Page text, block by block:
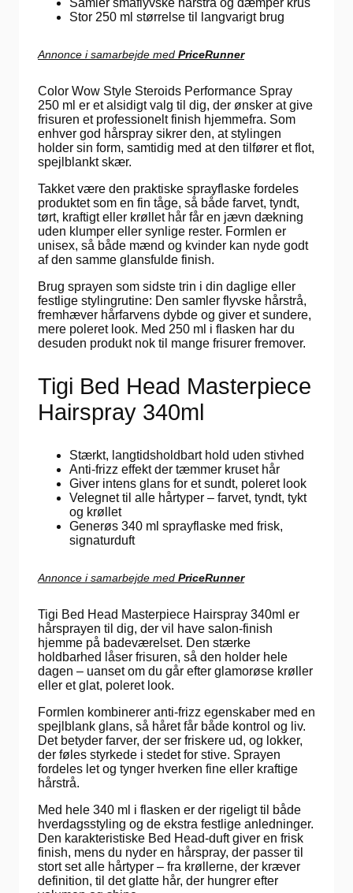
Stor 250 ml størrelse til langvarigt brug
Annonce i samarbejde med PriceRunner
Color Wow Style Steroids Performance Spray
250 ml er et alsidigt valg til dig, der ønsker at give
frisuren et professionelt finish hjemmefra. Som
enhver god hårspray sikrer den, at stylingen
holder sin form, samtidig med at den tilfører et flot,
spejlblankt skær.
Takket være den praktiske sprayflaske fordeles
produktet som en fin tåge, så både farvet, tyndt,
tørt, kraftigt eller krøllet hår får en jævn dækning
uden klumper eller synlige rester. Formlen er
unisex, så både mænd og kvinder kan nyde godt
af den samme glansfulde finish.
Brug sprayen som sidste trin i din daglige eller
festlige stylingrutine: Den samler flyvske hårstrå,
fremhæver hårfarvens dybde og giver et sundere,
mere poleret look. Med 250 ml i flasken har du
desuden produkt nok til mange frisurer fremover.
Tigi Bed Head Masterpiece
Hairspray 340ml
Stærkt, langtidsholdbart hold uden stivhed
Anti-frizz effekt der tæmmer kruset hår
Giver intens glans for et sundt, poleret look
Velegnet til alle hårtyper – farvet, tyndt, tykt
og krøllet
Generøs 340 ml sprayflaske med frisk,
signaturduft
Annonce i samarbejde med PriceRunner
Tigi Bed Head Masterpiece Hairspray 340ml er
hårsprayen til dig, der vil have salon-finish
hjemme på badeværelset. Den stærke
holdbarhed låser frisuren, så den holder hele
dagen – uanset om du går efter glamorøse krøller
eller et glat, poleret look.
Formlen kombinerer anti-frizz egenskaber med en
spejlblank glans, så håret får både kontrol og liv.
Det betyder farver, der ser friskere ud, og lokker,
der føles styrkede i stedet for stive. Sprayen
fordeles let og tynger hverken fine eller kraftige
hårstrå.
Med hele 340 ml i flasken er der rigeligt til både
hverdagsstyling og de ekstra festlige anledninger.
Den karakteristiske Bed Head-duft giver en frisk
finish, mens du nyder en hårspray, der passer til
stort set alle hårtyper – fra krøllerne, der kræver
definition, til det glatte hår, der hungrer efter